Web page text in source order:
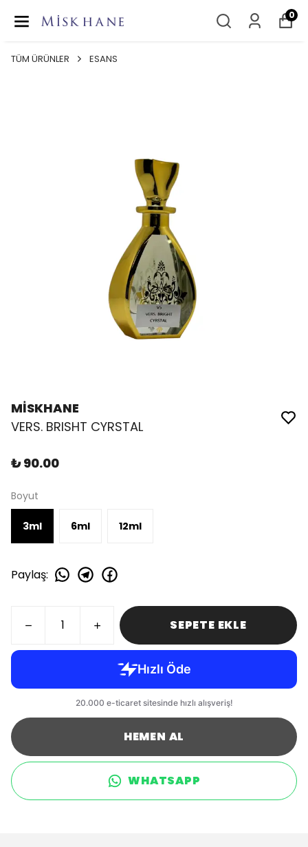
0
TÜM ÜRÜNLER ESANS
MİSKHANE
VERS. BRISHT CYRSTAL
₺ 90.00
Boyut
3ml 6ml 12ml
Paylaş:
SEPETE EKLE
HEMEN AL
WHATSAPP